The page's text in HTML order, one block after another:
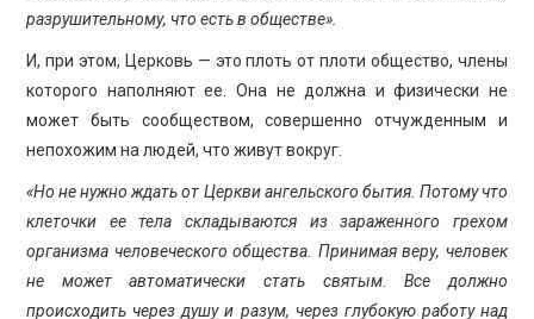
разрушительному, что есть в обществе».
И, при этом, Церковь — это плоть от плоти общество, члены
которого наполняют ее. Она не должна и физически не
может быть сообществом, совершенно отчужденным и
непохожим на людей, что живут вокруг.
«Но не нужно ждать от Церкви ангельского бытия. Потому что
клеточки ее тела складываются из зараженного грехом
организма человеческого общества. Принимая веру, человек
не может автоматически стать святым.Все должно
происходить через душу и разум, через глубокую работу над